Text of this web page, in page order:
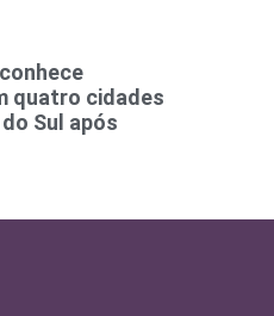
quatro cidades
Sul após